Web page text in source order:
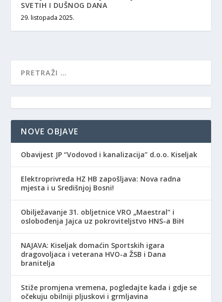
SVETIH I DUŠNOG DANA
29. listopada 2025.
NOVE OBJAVE
Obavijest JP “Vodovod i kanalizacija” d.o.o. Kiseljak
Elektroprivreda HZ HB zapošljava: Nova radna
mjesta i u Središnjoj Bosni!
Obilježavanje 31. obljetnice VRO „Maestral“ i
oslobođenja Jajca uz pokroviteljstvo HNS-a BiH
NAJAVA: Kiseljak domaćin Sportskih igara
dragovoljaca i veterana HVO-a ŽSB i Dana
branitelja
Stiže promjena vremena, pogledajte kada i gdje se
očekuju obilniji pljuskovi i grmljavina